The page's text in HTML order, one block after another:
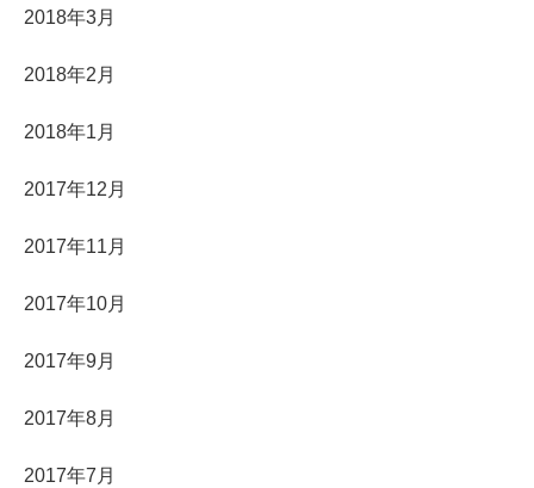
2018年3月
2018年2月
2018年1月
2017年12月
2017年11月
2017年10月
2017年9月
2017年8月
2017年7月